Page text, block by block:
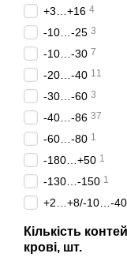
+3…+16 4
-10…-25 3
-10…-30 7
-20…-40 11
-30…-60 3
-40…-86 37
-60…-80 1
-180…+50 1
-130…-150 1
+2…+8/-10…-40
Кількість
крові, шт.